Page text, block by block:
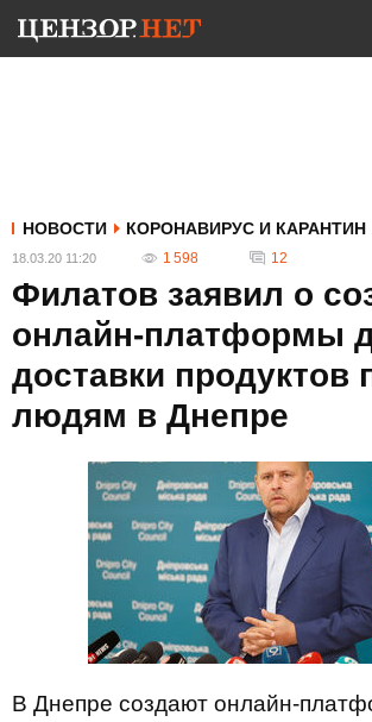
НОВОСТИ КОРОНАВИРУС И КАРАНТИН
18.03.20 11:20 1 598 12
Филатов заявил о
онлайн-платформы
доставки
людям в Днепре
В Днепре создают онлайн-